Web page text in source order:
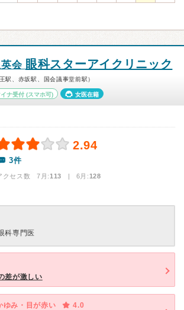
会 眼科スターアイクリニック
駅、赤坂駅、国会議事堂前駅）
イナ受付(スマホ可) 女医在籍
2.94
3件
クセス数 7月:113 | 6月:128
科専門医
差が激しい
ゆみ・目が赤い
4.0